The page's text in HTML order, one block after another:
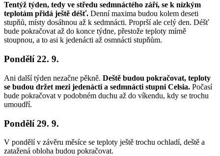
Tentýž týden, tedy ve středu sedmnáctého září, se k nízkým
teplotám přidá ještě déšť. Denní maxima budou kolem deseti
stupňů, místy dosáhnou až k sedmnácti. Proprší ale celý den. Déšť
bude pokračovat až do konce týdne, přestože teploty mírně
stoupnou, a to asi k jedenácti až osmnácti stupňům.
Pondělí 22. 9.
Ani další týden nezačne pěkně. Deště budou pokračovat, teploty
se budou držet mezi jedenácti a sedmnácti stupni Celsia. Počasí
bude pokračovat v podobném duchu až do víkendu, kdy se trochu
umoudří.
Pondělí 29. 9.
V pondělí v závěru měsíce se teploty ještě trochu ochladí, deště a
zatažená obloha budou pokračovat.